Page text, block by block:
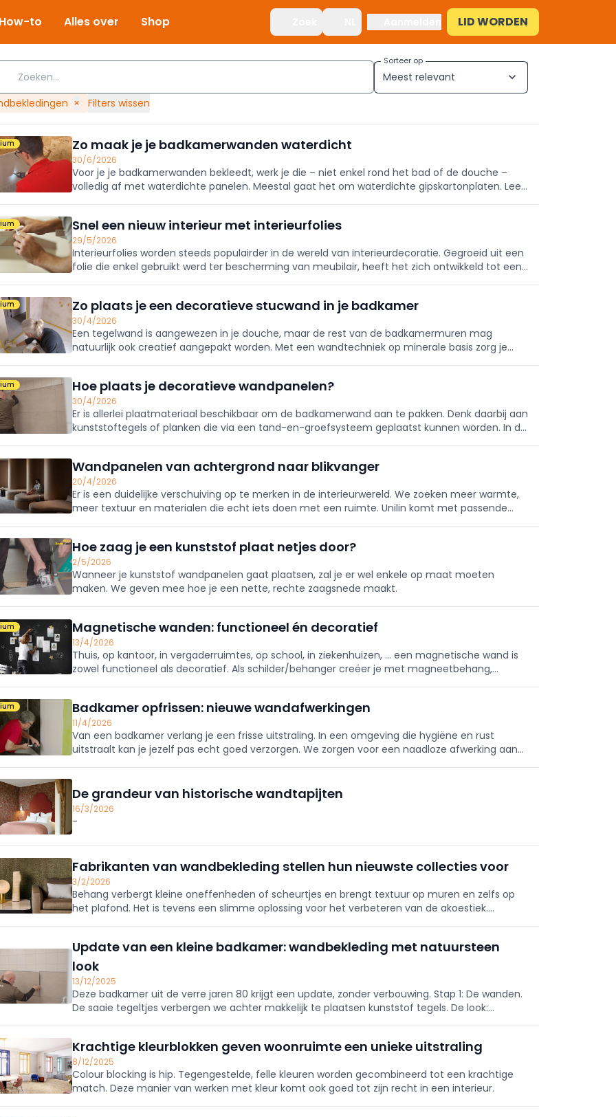
to Alles over Shop LID WORDEN
Meest relevant expand_more
Sorteer op
× Filters wissen
Zo maak je je badkamerwanden waterdicht
30/6/2026
Voor je je badkamerwanden bekleedt, werk je die – niet enkel rond het bad of de douche –
volledig af met waterdichte panelen. Meestal gaat het om waterdichte gipskartonplaten. Lees
Snel een nieuw interieur met interieurfolies
29/5/2026
Interieurfolies worden steeds populairder in de wereld van interieurdecoratie. Gegroeid uit een
folie die enkel gebruikt werd ter bescherming van meubilair, heeft het zich ontwikkeld tot een
Zo plaats je een decoratieve stucwand in je badkamer
30/4/2026
Een tegelwand is aangewezen in je douche, maar de rest van de badkamermuren mag
natuurlijk ook creatief aangepakt worden. Met een wandtechniek op minerale basis zorg je
Hoe plaats je decoratieve wandpanelen?
30/4/2026
Er is allerlei plaatmateriaal beschikbaar om de badkamerwand aan te pakken. Denk daarbij aan
kunststoftegels of planken die via een tand-en-groefsysteem geplaatst kunnen worden. In de
Wandpanelen van achtergrond naar blikvanger
20/4/2026
Er is een duidelijke verschuiving op te merken in de interieurwereld. We zoeken meer warmte,
meer textuur en materialen die echt iets doen met een ruimte. Unilin komt met passende
Hoe zaag je een kunststof plaat netjes door?
2/5/2026
Wanneer je kunststof wandpanelen gaat plaatsen, zal je er wel enkele op maat moeten
maken. We geven mee hoe je een nette, rechte zaagsnede maakt.
Magnetische wanden: functioneel én decoratief
13/4/2026
Thuis, op kantoor, in vergaderruimtes, op school, in ziekenhuizen, … een magnetische wand is
zowel functioneel als decoratief. Als schilder/behanger creëer je met magneetbehang,
Badkamer opfrissen: nieuwe wandafwerkingen
11/4/2026
Van een badkamer verlang je een frisse uitstraling. In een omgeving die hygiëne en rust
uitstraalt kan je jezelf pas echt goed verzorgen. We zorgen voor een naadloze afwerking aan
De grandeur van historische wandtapijten
16/3/2026
-
Fabrikanten van wandbekleding stellen hun nieuwste collecties voor
3/2/2026
Behang verbergt kleine oneffenheden of scheurtjes en brengt textuur op muren en zelfs op
het plafond. Het is tevens een slimme oplossing voor het verbeteren van de akoestiek.
Update van een kleine badkamer: wandbekleding met natuursteen
look
13/12/2025
Deze badkamer uit de verre jaren 80 krijgt een update, zonder verbouwing. Stap 1: De wanden.
De saaie tegeltjes verbergen we achter makkelijk te plaatsen kunststof tegels. De look:
Krachtige kleurblokken geven woonruimte een unieke uitstraling
8/12/2025
Colour blocking is hip. Tegengestelde, felle kleuren worden gecombineerd tot een krachtige
match. Deze manier van werken met kleur komt ook goed tot zijn recht in een interieur.